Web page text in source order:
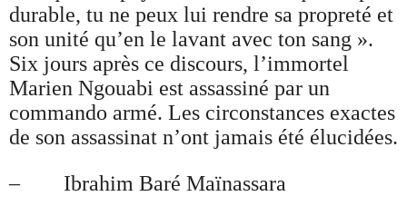
durable, tu ne peux lui rendre sa propreté et
son unité qu’en le lavant avec ton sang ».
Six jours après ce discours, l’immortel
Marien Ngouabi est assassiné par un
commando armé. Les circonstances exactes
de son assassinat n’ont jamais été élucidées.
– Ibrahim Baré Maïnassara